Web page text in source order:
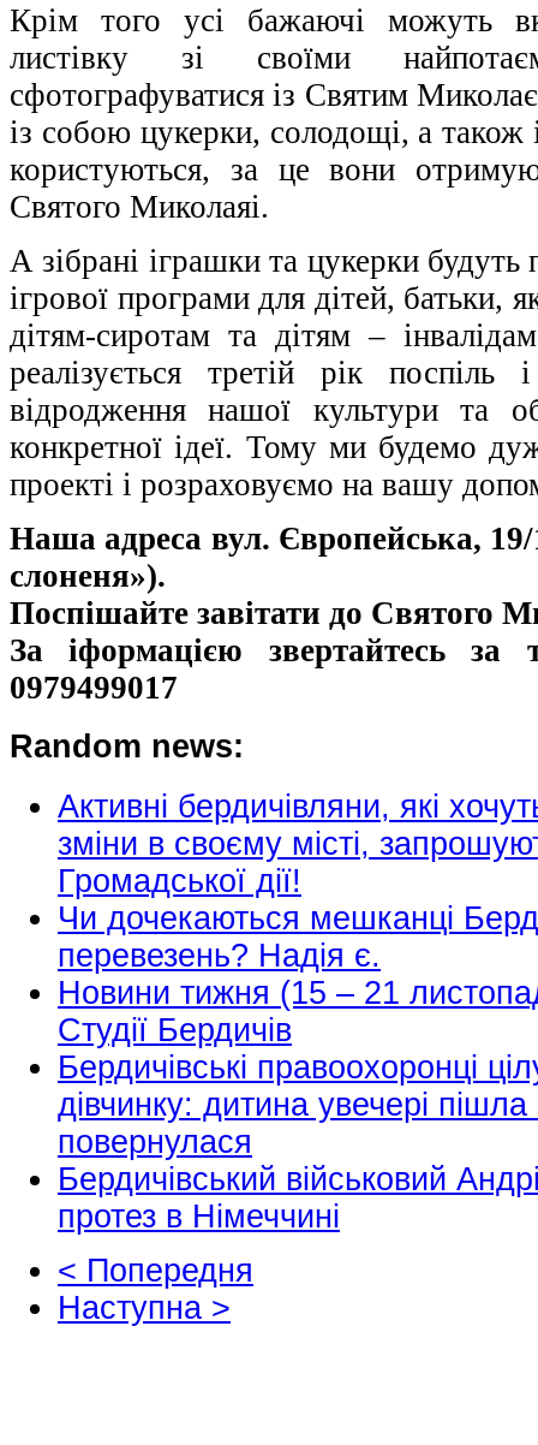
Крім того усі бажаючі можуть
листівку зі своїми
сфотографуватися із Святим
із собою цукерки, солодощі, а
користуються, за це вони
Святого Миколаяі.
А зібрані іграшки та цукерки будуть
ігрової програми для дітей, батьки,
дітям-сиротам та дітям –
реалізується третій рік
відродження нашої культури та
конкретної ідеї. Тому ми будемо
проекті і розраховуємо на вашу
Наша адреса вул. Європейська,
слоненя»).
Поспішайте завітати до Святого
За іформацією звертайтесь за
0979499017
Random news:
Активні бердичівляни, які
зміни в своєму місті,
Громадської дії!
Чи дочекаються мешканці
перевезень? Надія є.
Новини тижня (15 – 21
Студії Бердичів
Бердичівські правоохоронці
дівчинку: дитина увечері
повернулася
Бердичівський військовий
протез в Німеччині
< Попередня
Наступна >